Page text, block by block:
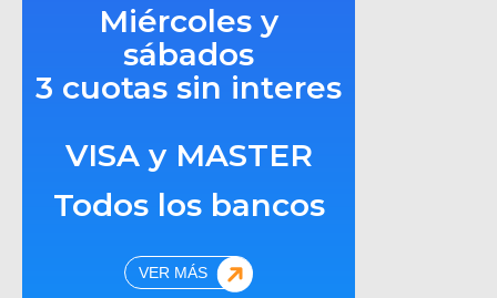
Miércoles y
sábados
3 cuotas sin interes
VISA y MASTER
Todos los bancos
VER MÁS